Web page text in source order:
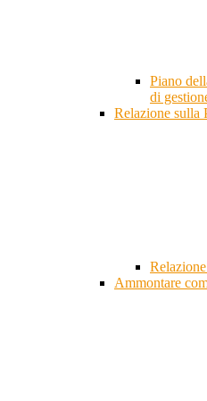
Piano
di
Relazione sulla
Ammontare